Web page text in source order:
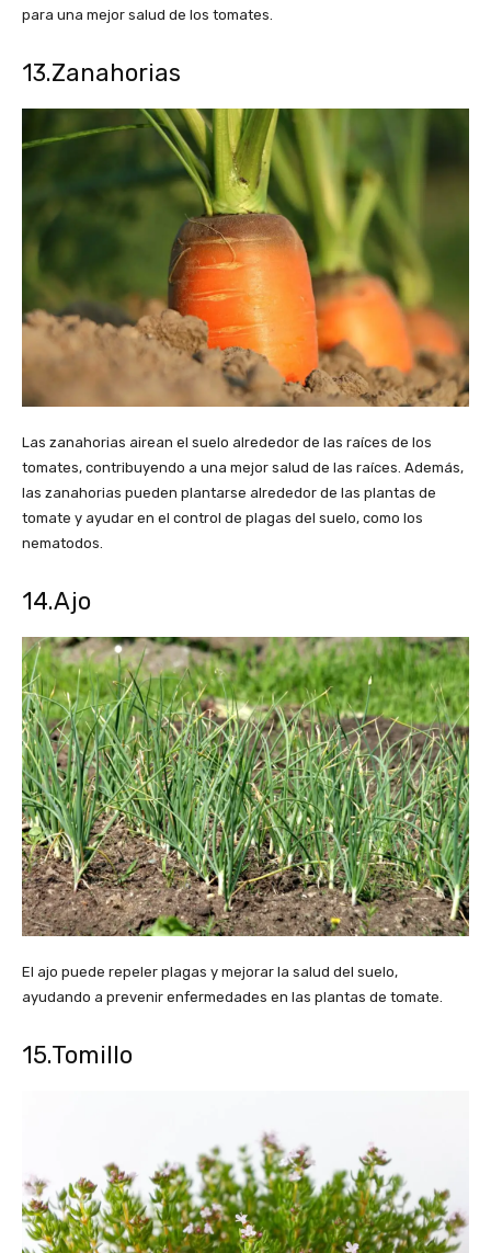
para una mejor salud de los tomates.
13.Zanahorias
Las zanahorias airean el suelo alrededor de las raíces de los
tomates, contribuyendo a una mejor salud de las raíces. Además,
las zanahorias pueden plantarse alrededor de las plantas de
tomate y ayudar en el control de plagas del suelo, como los
nematodos.
14.Ajo
El ajo puede repeler plagas y mejorar la salud del suelo,
ayudando a prevenir enfermedades en las plantas de tomate.
15.Tomillo